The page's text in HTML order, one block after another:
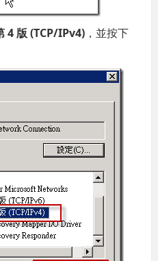
4 版 (TCP/IPv4) ，並按下